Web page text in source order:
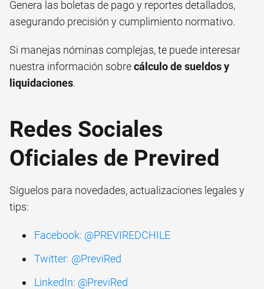
Genera las boletas de pago y reportes detallados,
asegurando precisión y cumplimiento normativo.
Si manejas nóminas complejas, te puede interesar
nuestra información sobrecálculo de sueldos y
liquidaciones.
Redes Sociales
Oficiales de Previred
Síguelos para novedades, actualizaciones legales y
tips:
Facebook: @PREVIREDCHILE
Twitter: @PreviRed
LinkedIn: @PreviRed